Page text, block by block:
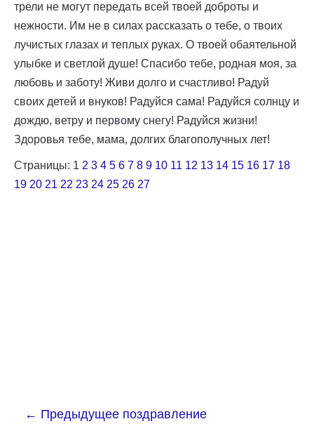
трели не могут передать всей твоей доброты и
нежности. Им не в силах рассказать о тебе, о твоих
лучистых глазах и теплых руках. О твоей обаятельной
улыбке и светлой душе! Спасибо тебе, родная моя, за
любовь и заботу! Живи долго и счастливо! Радуй
своих детей и внуков! Радуйся сама! Радуйся солнцу и
дождю, ветру и первому снегу! Радуйся жизни!
Здоровья тебе, мама, долгих благополучных лет!
Страницы: 1 2 3 4 5 6 7 8 9 10 11 12 13 14 15 16 17 18
19 20 21 22 23 24 25 26 27
← Предыдущее поздравление